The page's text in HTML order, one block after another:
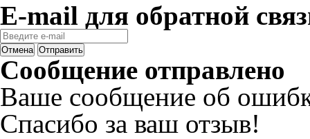
E-mail для обратной
Отмена Отправить
Сообщение отправлено
Ваше сообщение об
Спасибо за ваш отзыв!